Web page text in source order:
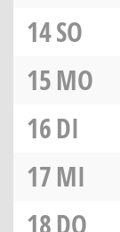
14SO
15MO
16DI
17MI
18DO